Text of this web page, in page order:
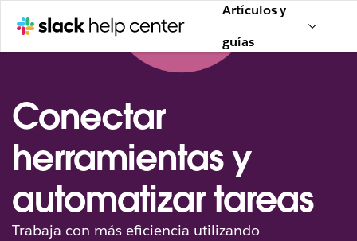
Artículos y
guías
Conectar
herramientas y
automatizar tareas
Trabaja con más eficiencia utilizando